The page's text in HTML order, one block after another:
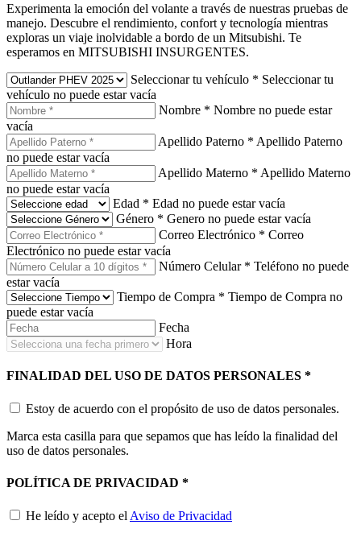
Experimenta la emoción del volante a través de nuestras pruebas de
manejo. Descubre el rendimiento, confort y tecnología mientras
exploras un viaje inolvidable a bordo de un Mitsubishi. Te
esperamos en MITSUBISHI INSURGENTES.
Seleccionar tu vehículo * Seleccionar tu
vehículo no puede estar vacía
Nombre * Nombre no puede estar
vacía
Apellido Paterno * Apellido Paterno
no puede estar vacía
Apellido Materno * Apellido Materno
no puede estar vacía
Edad * Edad no puede estar vacía
Género * Genero no puede estar vacía
Correo Electrónico * Correo
Electrónico no puede estar vacía
Número Celular * Teléfono no puede
estar vacía
Tiempo de Compra * Tiempo de Compra no
puede estar vacía
Fecha
Hora
FINALIDAD DEL USO DE DATOS PERSONALES *
Estoy de acuerdo con el propósito de uso de datos personales.
Marca esta casilla para que sepamos que has leído la finalidad del
uso de datos personales.
POLÍTICA DE PRIVACIDAD *
He leído y acepto el Aviso de Privacidad